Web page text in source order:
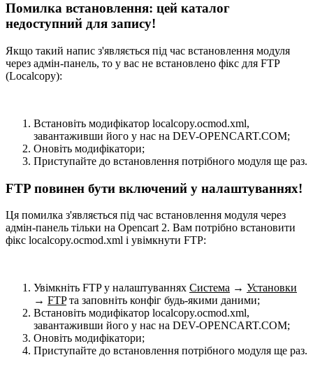
Помилка встановлення: цей каталог
недоступний для запису!
Якщо такий напис з'являється під час встановлення модуля
через адмін-панель, то у вас не встановлено фікс для FTP
(Localcopy):
Встановіть модифікатор localcopy.ocmod.xml,
завантаживши його у нас на DEV-OPENCART.COM;
Оновіть модифікатори;
Приступайте до встановлення потрібного модуля ще раз.
FTP повинен бути включений у налаштуваннях!
Ця помилка з'являється під час встановлення модуля через
адмін-панель тільки на Opencart 2. Вам потрібно встановити
фікс localcopy.ocmod.xml і увімкнути FTP:
Увімкніть FTP у налаштуваннях Система → Установки
→ FTPта заповніть конфіг будь-якими даними;
Встановіть модифікатор localcopy.ocmod.xml,
завантаживши його у нас на DEV-OPENCART.COM;
Оновіть модифікатори;
Приступайте до встановлення потрібного модуля ще раз.